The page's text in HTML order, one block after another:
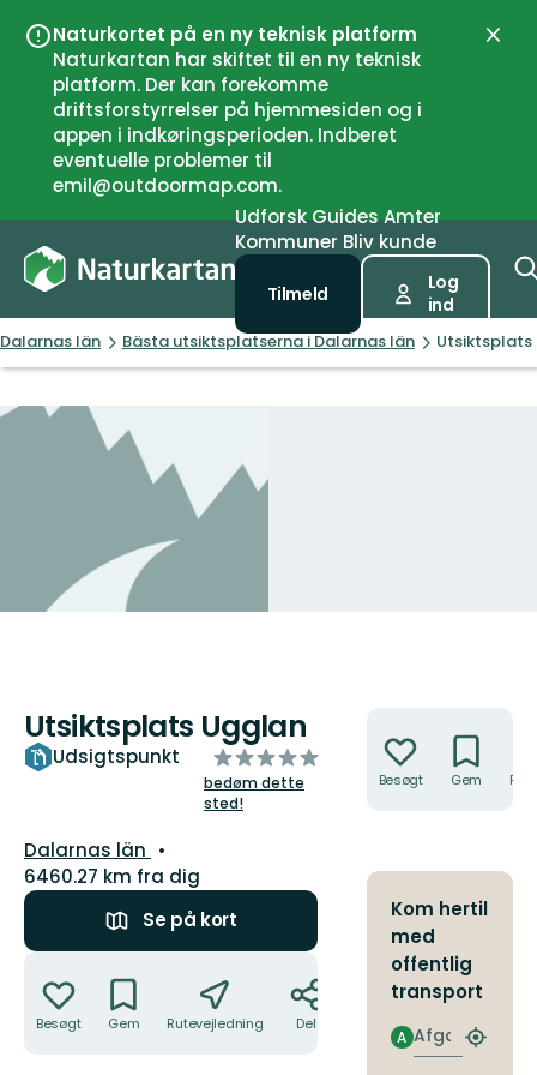
Naturkortet på en ny teknisk platform
Naturkartan har skiftet til en ny teknisk
platform. Der kan forekomme
driftsforstyrrelser på hjemmesiden og i
appen i indkøringsperioden. Indberet
eventuelle problemer til
emil@outdoormap.com.
Luk
UdforskGuidesAmter
Kommuner Bliv kunde
Tilmeld
Log
ind
Dalarnas län Bästa utsiktsplatserna i Dalarnas län Utsiktsplats
Utsiktsplats Ugglan
Udsigtspunkt
ud
af
5
bedøm dette
sted!
Amt:
Dalarnas län
6460.27 km fra dig
Se på kort
Besøgt Gem Rutevejledning Del
Besøgt Gem
Kom hertil
med
offentlig
transport
Afgang
A
Find